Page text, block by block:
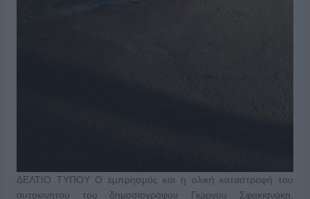
ΔΕΛΤΙΟ ΤΥΠΟΥ Ο εμπρησμός και η ολική καταστροφή του
αυτοκινήτου του δημοσιογράφου Γιώργου Σφακιανάκη,